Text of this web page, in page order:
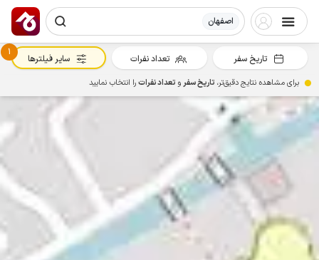
اصفهان
تاریخ سفر تعداد نفرات
1
سایر فیلترها
برای مشاهده نتایج دقیق‌تر، تاریخ سفرو تعداد نفراترا انتخاب نمایید